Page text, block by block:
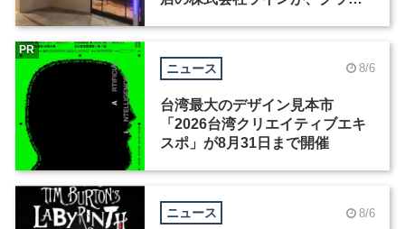
ニュース 8/6
台湾最大のデザイン見本市
「2026台湾クリエイティブエキ
スポ」が8月31日まで開催
PR
ニュース 8/6